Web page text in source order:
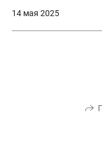
14 мая 2025